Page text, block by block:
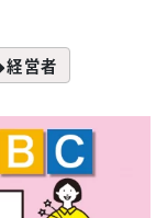
経営者